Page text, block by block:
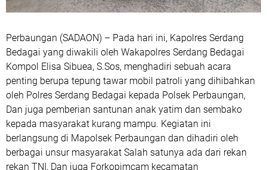
Perbaungan (SADAON) – Pada hari ini, Kapolres Serdang
Bedagai yang diwakili oleh Wakapolres Serdang Bedagai
Kompol Elisa Sibuea, S.Sos, menghadiri sebuah acara
penting berupa tepung tawar mobil patroli yang dihibahkan
oleh Polres Serdang Bedagai kepada Polsek Perbaungan,
Dan juga pemberian santunan anak yatim dan sembako
kepada masyarakat kurang mampu. Kegiatan ini
berlangsung di Mapolsek Perbaungan dan dihadiri oleh
berbagai unsur masyarakat Salah satunya ada dari rekan
rekan TNI, Dan juga Forkopimcam kecamatan